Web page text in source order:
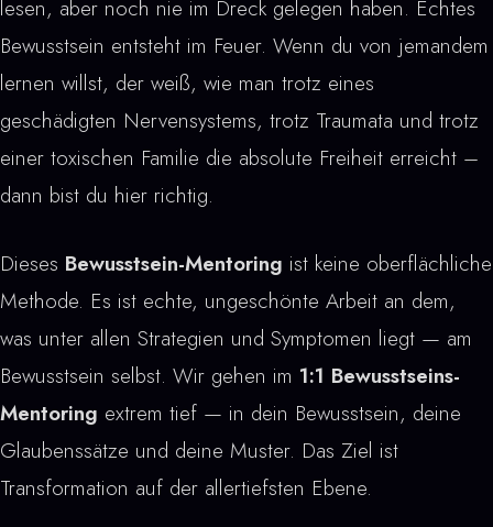
lesen, aber noch nie im Dreck gelegen haben. Echtes
Bewusstsein entsteht im Feuer. Wenn du von jemandem
lernen willst, der weiß, wie man trotz eines
geschädigten Nervensystems, trotz Traumata und trotz
einer toxischen Familie die absolute Freiheit erreicht –
dann bist du hier richtig.
Dieses Bewusstsein-Mentoring ist keine oberflächliche
Methode. Es ist echte, ungeschönte Arbeit an dem,
was unter allen Strategien und Symptomen liegt — am
Bewusstsein selbst. Wir gehen im 1:1 Bewusstseins-
Mentoring extrem tief — in dein Bewusstsein, deine
Glaubenssätze und deine Muster. Das Ziel ist
Transformation auf der allertiefsten Ebene.